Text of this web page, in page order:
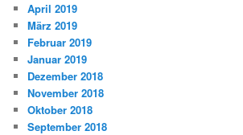
April 2019
März 2019
Februar 2019
Januar 2019
Dezember 2018
November 2018
Oktober 2018
September 2018